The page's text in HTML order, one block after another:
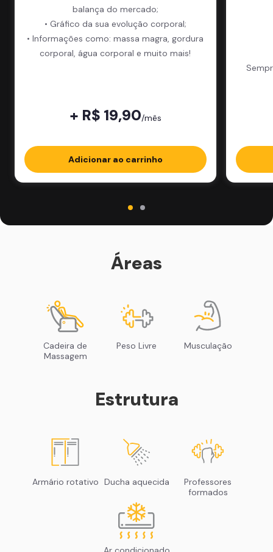
balança do mercado;
• Gráfico da sua evolução corporal;
• Informações como: massa magra, gordura
corporal, água corporal e muito mais!
+ R$ 19,90/mês
Adicionar ao carrinho
Áreas
Cadeira de
Massagem
Peso Livre Musculação
Estrutura
Armário rotativo Ducha aquecida
Professores
formados